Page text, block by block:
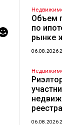
Объем
по
рынке
06.08.2026
06.08.2026